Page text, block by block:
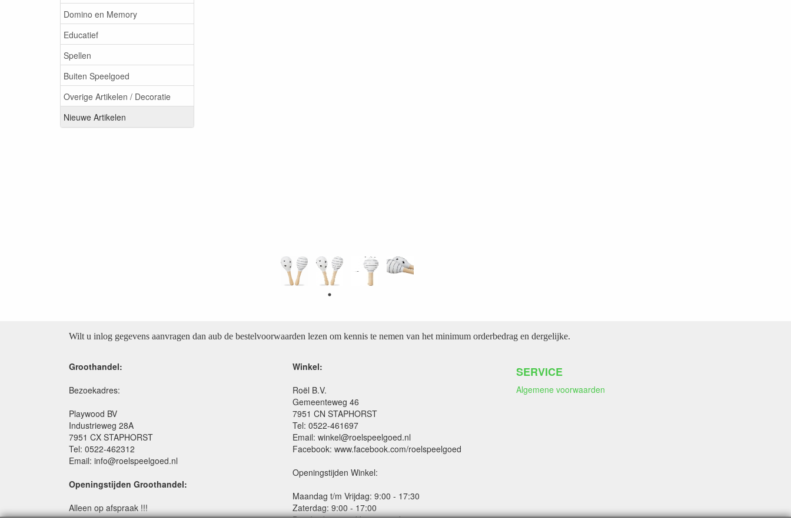
Domino en Memory
Educatief
Spellen
Buiten Speelgoed
Overige Artikelen / Decoratie
Nieuwe Artikelen
Wilt u inlog gegevens aanvragen dan aub de bestelvoorwaarden lezen om kennis te nemen van het minimum orderbedrag en dergelijke.
Groothandel:
Bezoekadres:
Playwood BV
Industrieweg 28A
7951 CX STAPHORST
Tel: 0522-462312
Email: info@roelspeelgoed.nl
Openingstijden Groothandel:
Alleen op afspraak !!!
Winkel:
Roël B.V.
Gemeenteweg 46
7951 CN STAPHORST
Tel: 0522-461697
Email: winkel@roelspeelgoed.nl
Facebook: www.facebook.com/roelspeelgoed
Openingstijden Winkel:
Maandag t/m Vrijdag: 9:00 - 17:30
Zaterdag: 9:00 - 17:00
Donderdagavond koopavond: 19:00 - 21:00
SERVICE
Algemene voorwaarden